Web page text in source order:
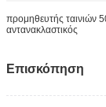
προμηθευτής ταινιών
αντανακλαστικός
Επισκόπηση